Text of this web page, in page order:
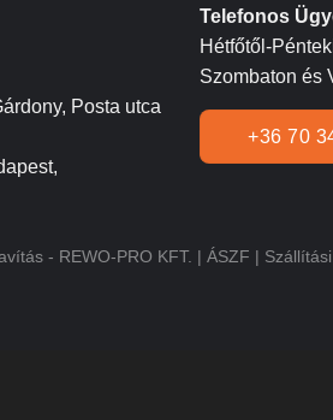
Posta utca
Telefonos
Hétfőtől-
Szombaton és
+36 70
- REWO-PRO KFT. | ÁSZF |